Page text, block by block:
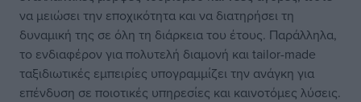
να μειώσει την εποχικότητα και να διατηρήσει τη
δυναμική της σε όλη τη διάρκεια του έτους. Παράλληλα,
το ενδιαφέρον για πολυτελή διαμονή και tailor-made
ταξιδιωτικές εμπειρίες υπογραμμίζει την ανάγκη για
επένδυση σε ποιοτικές υπηρεσίες και καινοτόμες λύσεις.